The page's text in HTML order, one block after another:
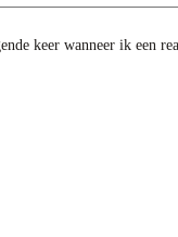
keer wanneer ik een